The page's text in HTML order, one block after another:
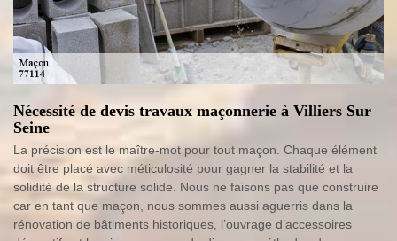
Nécessité de devis travaux maçonnerie à Villiers Sur
Seine
La précision est le maître-mot pour tout maçon. Chaque élément
doit être placé avec méticulosité pour gagner la stabilité et la
solidité de la structure solide. Nous ne faisons pas que construire
car en tant que maçon, nous sommes aussi aguerris dans la
rénovation de bâtiments historiques, l’ouvrage d’accessoires